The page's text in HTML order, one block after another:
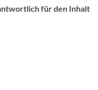
für den Inhalt